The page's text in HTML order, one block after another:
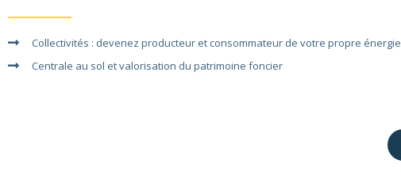
Collectivités : devenez producteur et consommateur de votre propre énergie
Centrale au sol et valorisation du patrimoine foncier